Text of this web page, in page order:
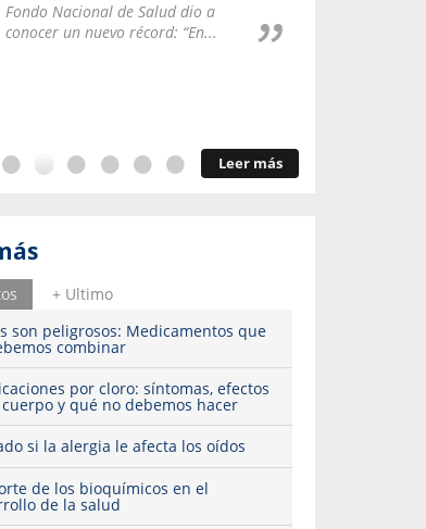
Fondo Nacional de Salud dio a
conocer un nuevo récord: “En...
Leer más
+ Ultimo
son peligrosos: Medicamentos que
combinar
por cloro: síntomas, efectos
y qué no debemos hacer
si la alergia le afecta los oídos
de los bioquímicos en el
de la salud